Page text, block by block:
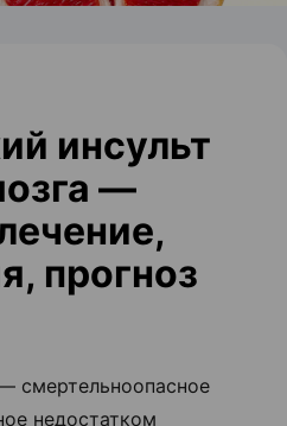
инсульт
—
прогноз
смертельноопасное
недостатком